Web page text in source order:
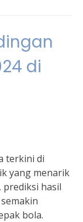
di
terkini di
yang menarik
prediksi hasil
bola.